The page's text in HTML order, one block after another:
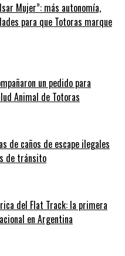
Mujer”: más autonomía,
para que Totoras marque
un pedido para
Animal de Totoras
de caños de escape ilegales
de tránsito
del Flat Track: la primera
en Argentina